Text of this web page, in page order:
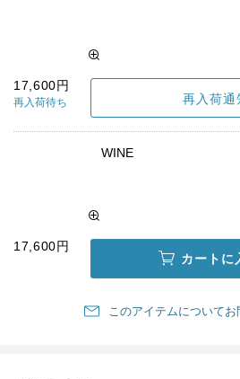
17,600円
再入荷待ち 再入荷通
WINE
17,600円
カートに
このアイテムについて